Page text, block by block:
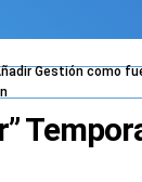
Gestióncomo